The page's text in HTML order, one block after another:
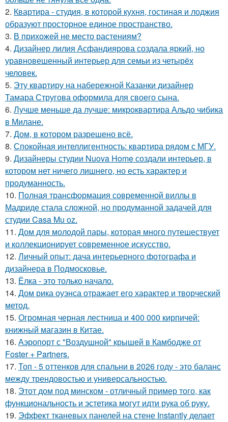
2. Квартира - студия, в которой кухня, гостиная и лоджия
образуют просторное единое пространство.
3. В прихожей не место растениям?
4. Дизайнер лилия Асфандиярова создала яркий, но
уравновешенный интерьер для семьи из четырёх
человек.
5. Эту квартиру на набережной Казанки дизайнер
Тамара Стругова оформила для своего сына.
6. Лучше меньше да лучше: микроквартира Альдо чибика
в Милане.
7. Дом, в котором разрешено всё.
8. Спокойная интеллигентность: квартира рядом с МГУ.
9. Дизайнеры студии Nuova Home создали интерьер, в
котором нет ничего лишнего, но есть характер и
продуманность.
10. Полная трансформация современной виллы в
Мадриде стала сложной, но продуманной задачей для
студии Casa Mu oz.
11. Дом для молодой пары, которая много путешествует
и коллекционирует современное искусство.
12. Личный опыт: дача интерьерного фотографа и
дизайнера в Подмосковье.
13. Ёлка - это только начало.
14. Дом рика оуэнса отражает его характер и творческий
метод.
15. Огромная черная лестница и 400 000 кирпичей:
книжный магазин в Китае.
16. Аэропорт с "Воздушной" крышей в Камбодже от
Foster + Partners.
17. Топ - 5 оттенков для спальни в 2026 году - это баланс
между трендовостью и универсальностью.
18. Этот дом под минском - отличный пример того, как
функциональность и эстетика могут идти рука об руку.
19. Эффект тканевых панелей на стене Instantly делает